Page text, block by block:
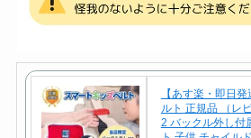
【あす楽・即日
ルト 正規品 （レ
2 バックル外し付